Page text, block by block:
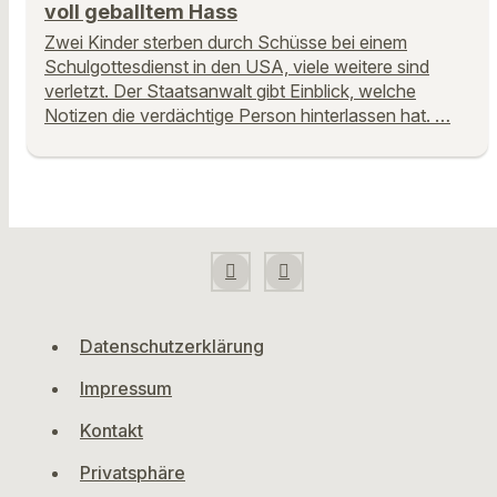
voll geballtem Hass
Zwei Kinder sterben durch Schüsse bei einem
Schulgottesdienst in den USA, viele weitere sind
verletzt. Der Staatsanwalt gibt Einblick, welche
Notizen die verdächtige Person hinterlassen hat. …
Datenschutzerklärung
Impressum
Kontakt
Privatsphäre